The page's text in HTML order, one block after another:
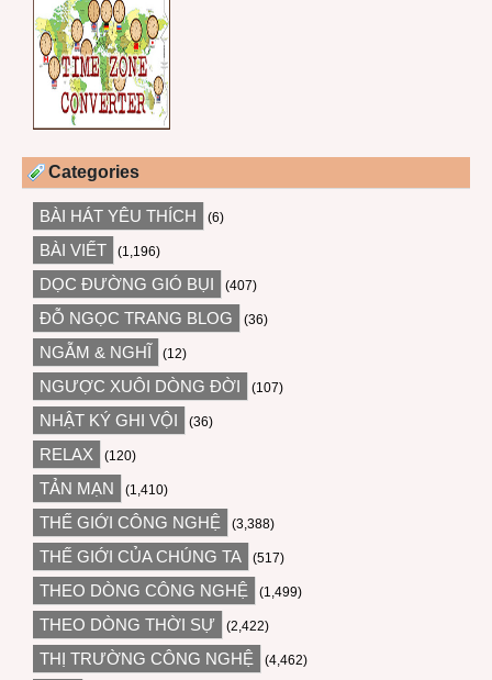
Categories
BÀI HÁT YÊU THÍCH (6)
BÀI VIẾT (1,196)
DỌC ĐƯỜNG GIÓ BỤI (407)
ĐỖ NGỌC TRANG BLOG (36)
NGẪM & NGHĨ (12)
NGƯỢC XUÔI DÒNG ĐỜI (107)
NHẬT KÝ GHI VỘI (36)
RELAX (120)
TẢN MẠN (1,410)
THẾ GIỚI CÔNG NGHỆ (3,388)
THẾ GIỚI CỦA CHÚNG TA (517)
THEO DÒNG CÔNG NGHỆ (1,499)
THEO DÒNG THỜI SỰ (2,422)
THỊ TRƯỜNG CÔNG NGHỆ (4,462)